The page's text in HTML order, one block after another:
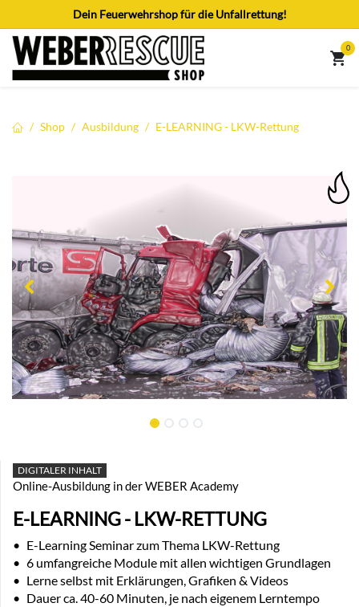
Zum Inhalt springenDein Feuerwehrshop für die Unfallrettung!
0
Shop Ausbildung E-LEARNING - LKW-Rettung
DIGITALER INHALT
Online-Ausbildung in der WEBER Academy
E-LEARNING - LKW-RETTUNG
• E-Learning Seminar zum Thema LKW-Rettung
• 6 umfangreiche Module mit allen wichtigen Grundlagen
• Lerne selbst mit Erklärungen, Grafiken & Videos
• Dauer ca. 40-60 Minuten, je nach eigenem Lerntempo